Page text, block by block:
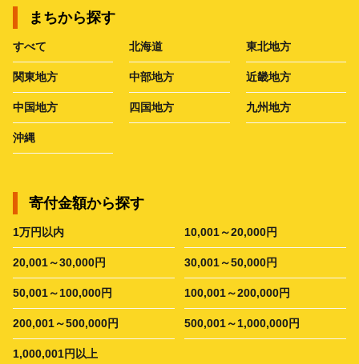
まちから探す
すべて 北海道 東北地方
関東地方 中部地方 近畿地方
中国地方 四国地方 九州地方
沖縄
寄付金額から探す
1万円以内 10,001～20,000円
20,001～30,000円 30,001～50,000円
50,001～100,000円 100,001～200,000円
200,001～500,000円 500,001～1,000,000円
1,000,001円以上